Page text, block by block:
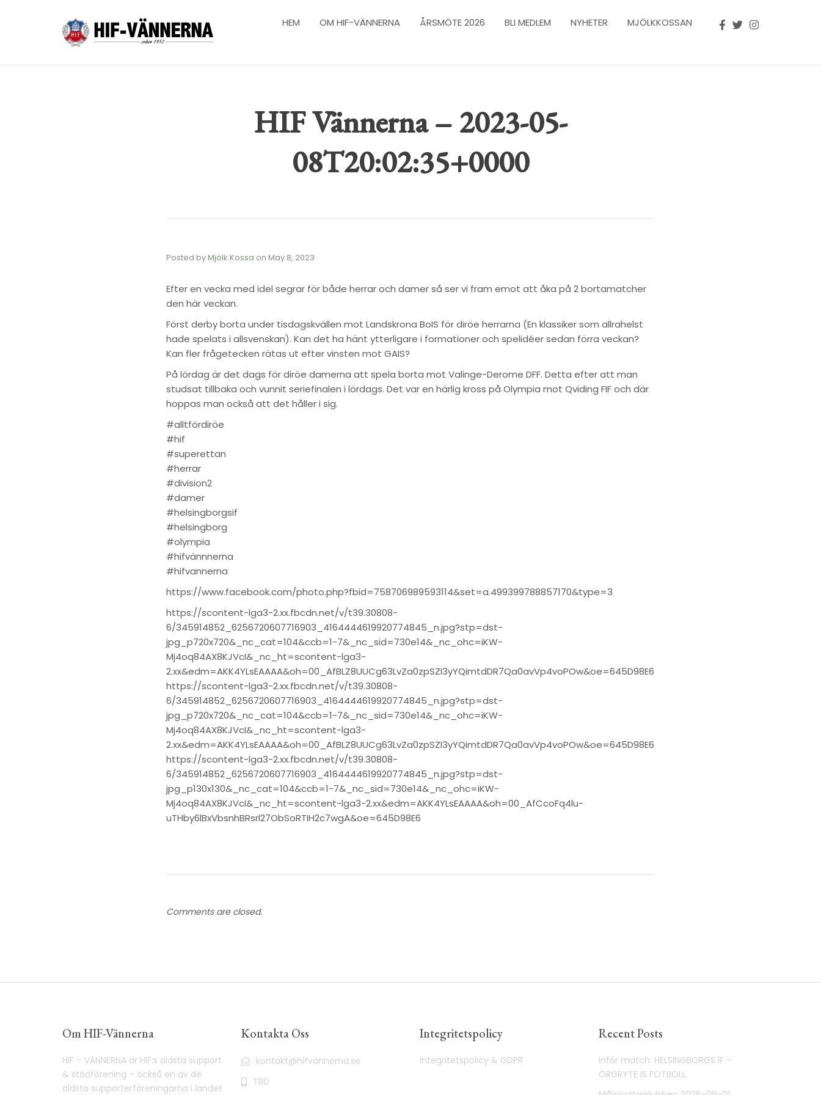
HEM OM HIF-VÄNNERNA ÅRSMÖTE 2026 BLI MEDLEM NYHETER MJÖLKKOSSAN
HIF Vännerna – 2023-05-
08T20:02:35+0000
Posted byMjölk Kossa on May 8, 2023
Efter en vecka med idel segrar för både herrar och damer så ser vi fram emot att åka på 2 bortamatcher
den här veckan.
Först derby borta under tisdagskvällen mot Landskrona BoIS för diröe herrarna (En klassiker som allrahelst
hade spelats i allsvenskan). Kan det ha hänt ytterligare i formationer och spelidéer sedan förra veckan?
Kan fler frågetecken rätas ut efter vinsten mot GAIS?
På lördag är det dags för diröe damerna att spela borta mot Valinge-Derome DFF. Detta efter att man
studsat tillbaka och vunnit seriefinalen i lördags. Det var en härlig kross på Olympia mot Qviding FIF och där
hoppas man också att det håller i sig.
#alltfördiröe
#hif
#superettan
#herrar
#division2
#damer
#helsingborgsif
#helsingborg
#olympia
#hifvännnerna
#hifvannerna
https://www.facebook.com/photo.php?fbid=758706989593114&set=a.499399788857170&type=3
https://scontent-lga3-2.xx.fbcdn.net/v/t39.30808-
6/345914852_6256720607716903_4164444619920774845_n.jpg?stp=dst-
jpg_p720x720&_nc_cat=104&ccb=1-7&_nc_sid=730e14&_nc_ohc=iKW-
Mj4oq84AX8KJVcI&_nc_ht=scontent-lga3-
2.xx&edm=AKK4YLsEAAAA&oh=00_AfBLZ8UUCg63LvZa0zpSZI3yYQimtdDR7Qa0avVp4voPOw&oe=645D98E6
https://scontent-lga3-2.xx.fbcdn.net/v/t39.30808-
6/345914852_6256720607716903_4164444619920774845_n.jpg?stp=dst-
jpg_p720x720&_nc_cat=104&ccb=1-7&_nc_sid=730e14&_nc_ohc=iKW-
Mj4oq84AX8KJVcI&_nc_ht=scontent-lga3-
2.xx&edm=AKK4YLsEAAAA&oh=00_AfBLZ8UUCg63LvZa0zpSZI3yYQimtdDR7Qa0avVp4voPOw&oe=645D98E6
https://scontent-lga3-2.xx.fbcdn.net/v/t39.30808-
6/345914852_6256720607716903_4164444619920774845_n.jpg?stp=dst-
jpg_p130x130&_nc_cat=104&ccb=1-7&_nc_sid=730e14&_nc_ohc=iKW-
Mj4oq84AX8KJVcI&_nc_ht=scontent-lga3-2.xx&edm=AKK4YLsEAAAA&oh=00_AfCcoFq4lu-
uTHby6lBxVbsnhBRsrl27ObSoRTIH2c7wgA&oe=645D98E6
Comments are closed.
Om HIF-Vännerna
HIF – VÄNNERNA är HIF:s äldsta support
& stödförening – också en av de
äldsta supporterföreningarna i landet
Kontakta Oss
kontakt@hifvännerna.se
TBD
Integritetspolicy
Integritetspolicy & GDPR
Recent Posts
Inför match: HELSINGBORGS IF –
ÖRGRYTE IS FOTBOLL